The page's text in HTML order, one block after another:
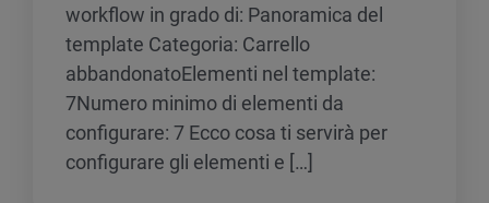
workflow in grado di: Panoramica del
template Categoria: Carrello
abbandonatoElementi nel template:
7Numero minimo di elementi da
configurare: 7 Ecco cosa ti servirà per
configurare gli elementi e […]